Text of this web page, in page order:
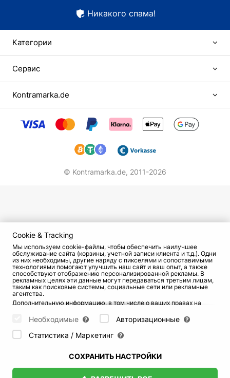
Никакого спама!
Категории
Сервис
Kontramarka.de
© Kontramarka.de, 2011-2026
Cookie & Tracking
Мы используем cookie-файлы, чтобы обеспечить наилучшее
обслуживание сайта (корзины, учетной записи клиента и т.д.). Одни
из них необходимы, другие наряду с пикселями и сопоставимыми
технологиями помогают улучшить наш сайт и ваш опыт, а также
способствуют отображению персонализированной рекламы. В
рекламных целях эти данные могут передаваться третьим лицам,
таким как поисковые системы, социальные сети или рекламные
агентства.
Дополнительную информацию, в том числе о ваших правах на
странице AGB
Пожалуйста, выберите ниже, какие куки могут быть установлены,
и подтвердите это нажатием кнопки "Сохранить настройки", или
примите все куки, нажав кнопку "Разрешить все":
Необходимые
Авторизационные
Статистика / Маркетинг
СОХРАНИТЬ НАСТРОЙКИ